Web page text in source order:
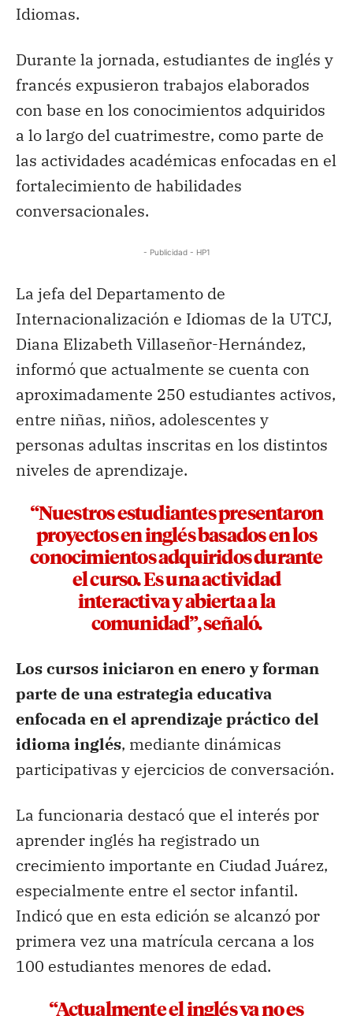
Idiomas.
Durante la jornada, estudiantes de inglés y
francés expusieron trabajos elaborados
con base en los conocimientos adquiridos
a lo largo del cuatrimestre, como parte de
las actividades académicas enfocadas en el
fortalecimiento de habilidades
conversacionales.
- Publicidad - HP1
La jefa del Departamento de
Internacionalización e Idiomas de la UTCJ,
Diana Elizabeth Villaseñor-Hernández,
informó que actualmente se cuenta con
aproximadamente 250 estudiantes activos,
entre niñas, niños, adolescentes y
personas adultas inscritas en los distintos
niveles de aprendizaje.
“Nuestros estudiantes presentaron
proyectos en inglés basados en los
conocimientos adquiridos durante
el curso. Es una actividad
interactiva y abierta a la
comunidad”, señaló.
Los cursos iniciaron en enero y forman
parte de una estrategia educativa
enfocada en el aprendizaje práctico del
idioma inglés, mediante dinámicas
participativas y ejercicios de conversación.
La funcionaria destacó que el interés por
aprender inglés ha registrado un
crecimiento importante en Ciudad Juárez,
especialmente entre el sector infantil.
Indicó que en esta edición se alcanzó por
primera vez una matrícula cercana a los
100 estudiantes menores de edad.
“Actualmente el inglés ya no es